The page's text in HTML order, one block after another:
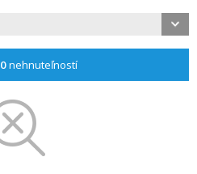
0nehnuteľností